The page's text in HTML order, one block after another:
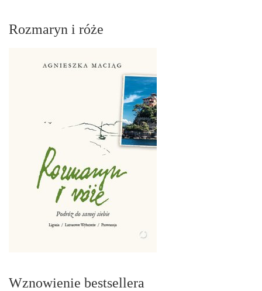
Rozmaryn i róże
Wznowienie bestsellera